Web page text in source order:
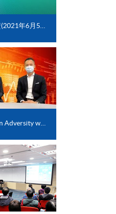
Financial Planning in Adversity with COVID-19 crisis